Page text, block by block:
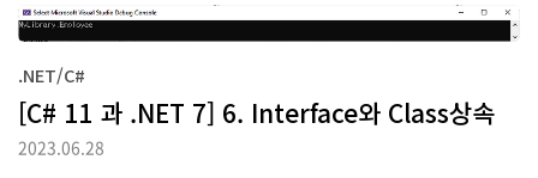
e 간 message를 어떻게 교환할 수 있는지를 알아보고 참조와 값 ty
pe에 대한 차이점도 확인해 볼 것입니다. 공통기능에 대한 interfac
e를 구현하고 기능을 재사용하기 위해 기반 class로부터 상속받는 파
생 class를 만들 것이며 상속된 type member를 재정의하고 다형
성(polymorphism)도 사용해 볼 것입니다. 또한 확장 method의
.NET/C#
[C# 11 과 .NET 7] 6. Interface와 Class상속
2023.06.28